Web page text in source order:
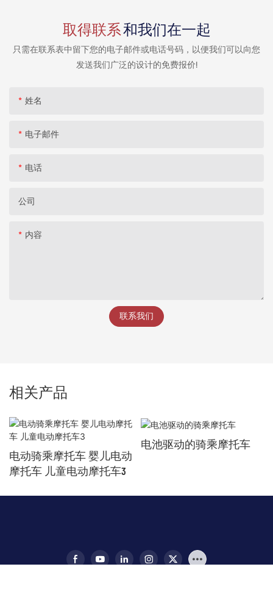
取得联系和我们在一起
只需在联系表中留下您的电子邮件或电话号码，以便我们可以向您
发送我们广泛的设计的免费报价!
姓名
电子邮件
电话
公司
内容
联系我们
相关产品
电动骑乘摩托车 婴儿电动
摩托车 儿童电动摩托车3
电池驱动的骑乘摩托车